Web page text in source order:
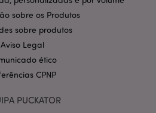
sobre os Produtos
sobre produtos
Aviso Legal
ético
CPNP
PUCKATOR
CookieScript
.puckator.pt